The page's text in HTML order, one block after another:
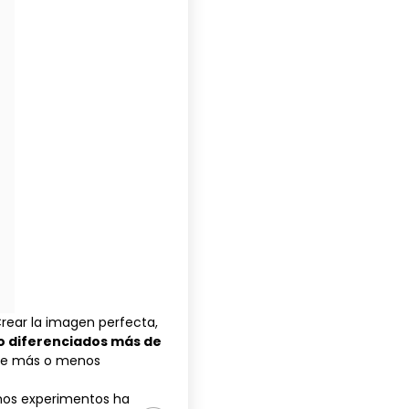
la imagen perfecta,
diferenciados más de
más o menos
experimentos ha